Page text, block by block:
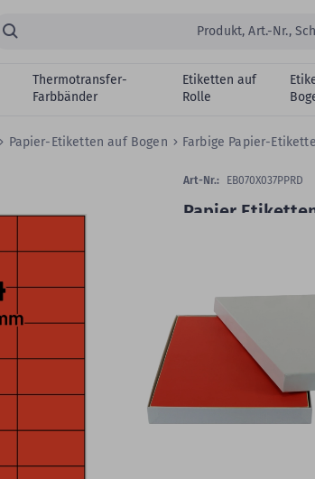
Suchen...
Thermotransfer-
Farbbänder
Etiketten auf
Rolle
Papier-Etiketten auf Bogen Farbige Papier-
Papier
Laser Etiketten, DIN
unbeschichtet, 70 x
Art-Nr.: EB070X037PPRD
Oberfläche:
Formatgleich:
Produkthinweis:
2.400 Etiketten
Weitere Produktdetails